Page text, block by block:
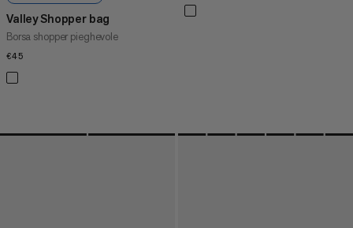
Valley Shopper bag
Borsa shopper pieghevole
€45